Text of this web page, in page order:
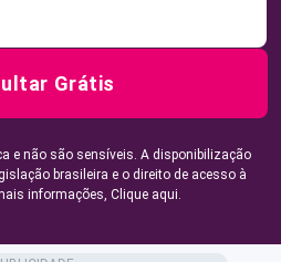
Grátis
e não são sensíveis. A disponibilização
brasileira e o direito de acesso à
informações, Clique aqui.